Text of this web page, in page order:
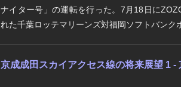
ナイター号」の運転を行った。7月18日に
れた千葉ロッテマリーンズ対福岡ソフトバンク
京成成田スカイアクセス線の将来展望 1 -